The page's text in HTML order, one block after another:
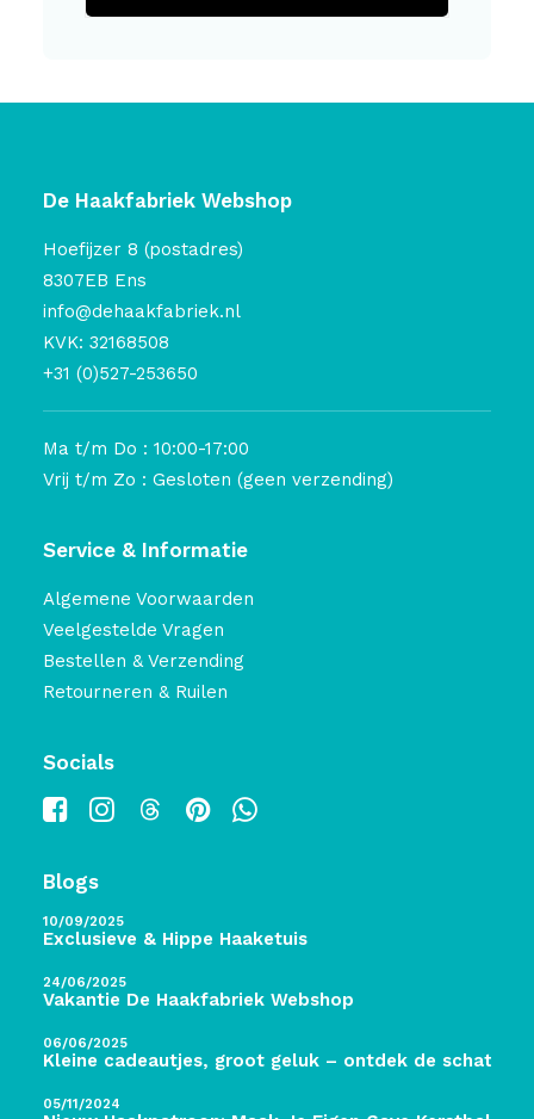
De Haakfabriek Webshop
Hoefijzer 8 (postadres)
8307EB Ens
info@dehaakfabriek.nl
KVK: 32168508
+31 (0)527-253650
Ma t/m Do : 10:00-17:00
Vrij t/m Zo : Gesloten (geen verzending)
Service & Informatie
Algemene Voorwaarden
Veelgestelde Vragen
Bestellen & Verzending
Retourneren & Ruilen
Socials
Blogs
10/09/2025
Exclusieve & Hippe Haaketuis
24/06/2025
Vakantie De Haakfabriek Webshop
06/06/2025
Kleine cadeautjes, groot geluk – ontdek de schatten
05/11/2024